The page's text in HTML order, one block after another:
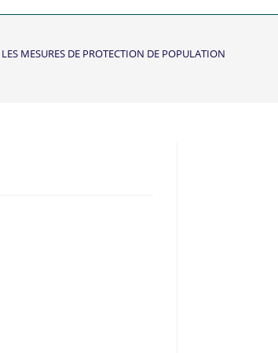
LES MESURES DE PROTECTION DE POPULATION